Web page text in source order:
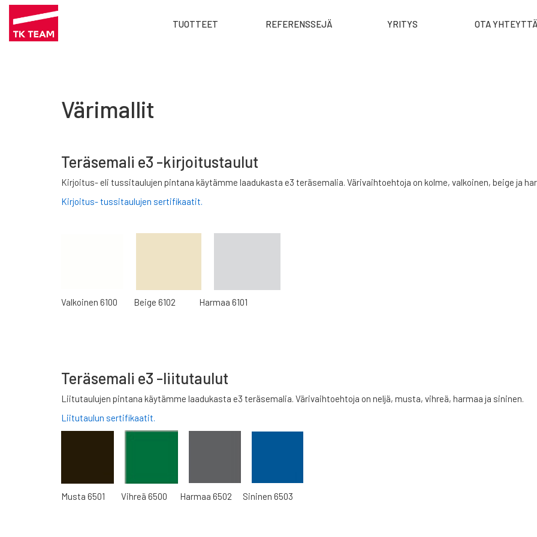
Hyppää
MainTUOTTEET REFERENSSEJÄ YRITYS OTA
Värimallit
Teräsemali e3 -kirjoitustaulut
Kirjoitus- eli tussitaulujen pintana käytämme laadukasta e3 teräsemalia. Värivaihtoehtoja on kolme, valkoinen, beige ja
Kirjoitus- tussitaulujen sertifikaatit.
Valkoinen 6100 Beige 6102 Harmaa 6101
Teräsemali e3 -liitutaulut
Liitutaulujen pintana käytämme laadukasta e3 teräsemalia. Värivaihtoehtoja on neljä, musta, vihreä, harmaa ja sininen.
Liitutaulun sertifikaatit.
Musta 6501 Vihreä 6500 Harmaa 6502 Sininen 6503